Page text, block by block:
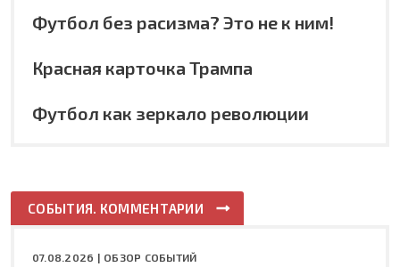
Футбол без расизма? Это не к ним!
Красная карточка Трампа
Футбол как зеркало революции
СОБЫТИЯ. КОММЕНТАРИИ
07.08.2026 | ОБЗОР СОБЫТИЙ